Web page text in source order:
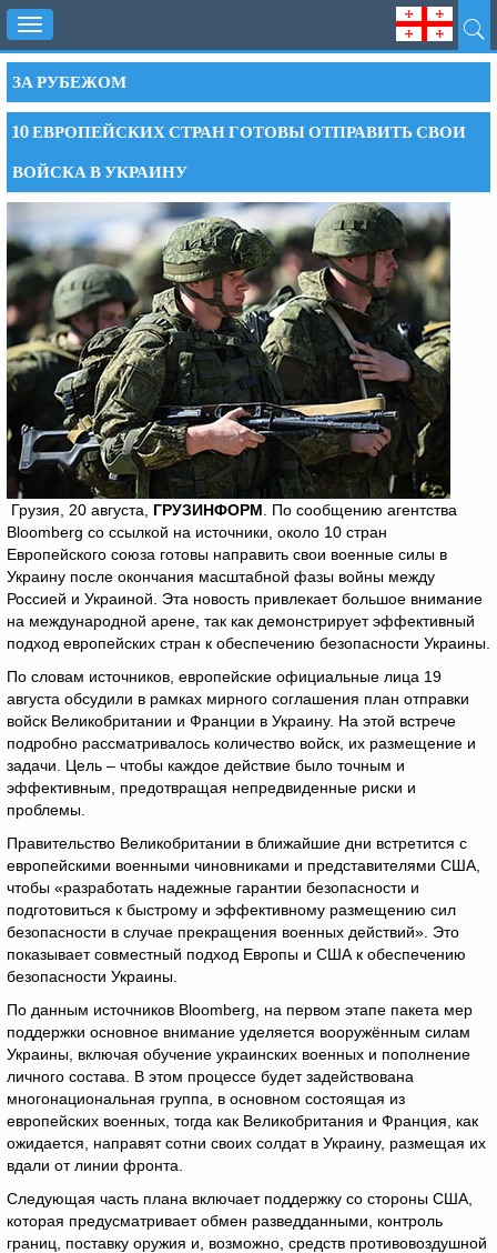
Toggle
navigation
ЗА РУБЕЖОМ
10 ЕВРОПЕЙСКИХ СТРАН ГОТОВЫ ОТПРАВИТЬ СВОИ
ВОЙСКА В УКРАИНУ
Грузия, 20 августа, ГРУЗИНФОРМ . По сообщению агентства
Bloomberg со ссылкой на источники, около 10 стран
Европейского союза готовы направить свои военные силы в
Украину после окончания масштабной фазы войны между
Россией и Украиной. Эта новость привлекает большое внимание
на международной арене, так как демонстрирует эффективный
подход европейских стран к обеспечению безопасности Украины.
По словам источников, европейские официальные лица 19
августа обсудили в рамках мирного соглашения план отправки
войск Великобритании и Франции в Украину. На этой встрече
подробно рассматривалось количество войск, их размещение и
задачи. Цель – чтобы каждое действие было точным и
эффективным, предотвращая непредвиденные риски и
проблемы.
Правительство Великобритании в ближайшие дни встретится с
европейскими военными чиновниками и представителями США,
чтобы «разработать надежные гарантии безопасности и
подготовиться к быстрому и эффективному размещению сил
безопасности в случае прекращения военных действий». Это
показывает совместный подход Европы и США к обеспечению
безопасности Украины.
По данным источников Bloomberg, на первом этапе пакета мер
поддержки основное внимание уделяется вооружённым силам
Украины, включая обучение украинских военных и пополнение
личного состава. В этом процессе будет задействована
многонациональная группа, в основном состоящая из
европейских военных, тогда как Великобритания и Франция, как
ожидается, направят сотни своих солдат в Украину, размещая их
вдали от линии фронта.
Следующая часть плана включает поддержку со стороны США,
которая предусматривает обмен разведданными, контроль
границ, поставку оружия и, возможно, средств противовоздушной